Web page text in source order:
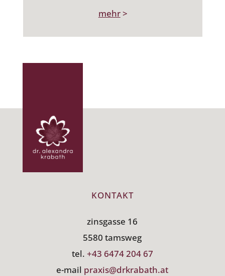
mehr>
KONTAKT
zinsgasse 16
5580 tamsweg
tel. +43 6474 204 67
e-mail praxis@drkrabath.at